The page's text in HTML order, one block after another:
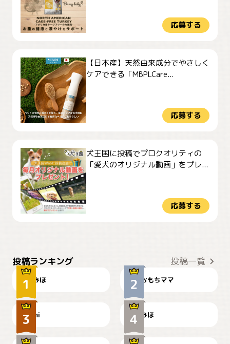
応募する
【日本産】天然由来成分でやさしく
ケアできる「MBPLCare...
応募する
犬王国に投稿でプロクオリティの
「愛犬のオリジナル動画」をプレ...
応募する
投稿ランキング 投稿一覧
みほ おもちママ
可愛い？
mi
見てるぞぉ
みほ
🌻とむぎ！
ドーベルマンのお友達邸に
て